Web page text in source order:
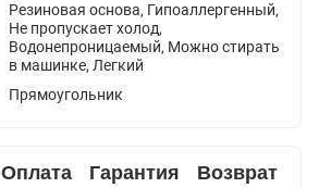
Резиновая основа, Гипоаллергенный,
Не пропускает холод,
Водонепроницаемый, Можно стирать
в машинке, Легкий
Прямоугольник
Оплата Гарантия Возврат